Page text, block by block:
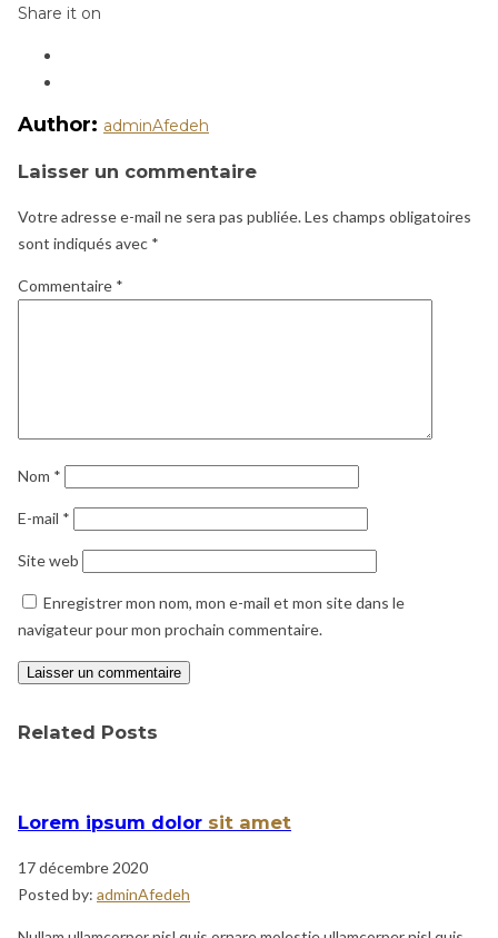
Share it on
Author: adminAfedeh
Laisser un commentaire
Votre adresse e-mail ne sera pas publiée.Les champs obligatoires
sont indiqués avec *
Commentaire *
Nom *
E-mail *
Site web
Enregistrer mon nom, mon e-mail et mon site dans le
navigateur pour mon prochain commentaire.
Related Posts
Lorem ipsum dolor sit amet
17 décembre 2020
Posted by: adminAfedeh